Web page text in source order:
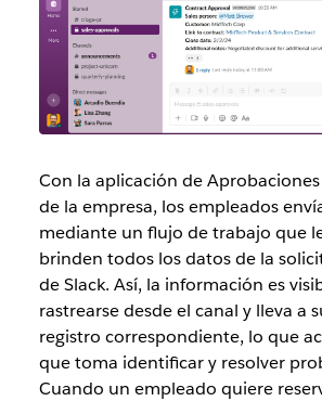
Con la aplicación de
de la empresa, los empleados
mediante un flujo de trabajo que
brinden todos los datos de la
de Slack. Así, la información es
rastrearse desde el canal y lleva a
registro correspondiente, lo que
que toma identificar y resolver
Cuando un empleado quiere